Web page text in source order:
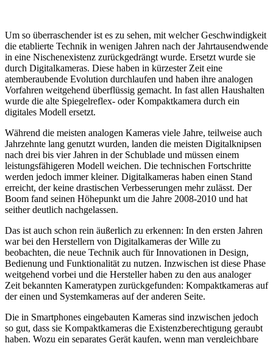
Um so überraschender ist es zu sehen, mit welcher Geschwindigkeit
die etablierte Technik in wenigen Jahren nach der Jahrtausendwende
in eine Nischenexistenz zurückgedrängt wurde. Ersetzt wurde sie
durch Digitalkameras. Diese haben in kürzester Zeit eine
atemberaubende Evolution durchlaufen und haben ihre analogen
Vorfahren weitgehend überflüssig gemacht. In fast allen Haushalten
wurde die alte Spiegelreflex- oder Kompaktkamera durch ein
digitales Modell ersetzt.
Während die meisten analogen Kameras viele Jahre, teilweise auch
Jahrzehnte lang genutzt wurden, landen die meisten Digitalknipsen
nach drei bis vier Jahren in der Schublade und müssen einem
leistungsfähigeren Modell weichen. Die technischen Fortschritte
werden jedoch immer kleiner. Digitalkameras haben einen Stand
erreicht, der keine drastischen Verbesserungen mehr zulässt. Der
Boom fand seinen Höhepunkt um die Jahre 2008-2010 und hat
seither deutlich nachgelassen.
Das ist auch schon rein äußerlich zu erkennen: In den ersten Jahren
war bei den Herstellern von Digitalkameras der Wille zu
beobachten, die neue Technik auch für Innovationen in Design,
Bedienung und Funktionalität zu nutzen. Inzwischen ist diese Phase
weitgehend vorbei und die Hersteller haben zu den aus analoger
Zeit bekannten Kameratypen zurückgefunden: Kompaktkameras auf
der einen und Systemkameras auf der anderen Seite.
Die in Smartphones eingebauten Kameras sind inzwischen jedoch
so gut, dass sie Kompaktkameras die Existenzberechtigung geraubt
haben. Wozu ein separates Gerät kaufen, wenn man vergleichbare